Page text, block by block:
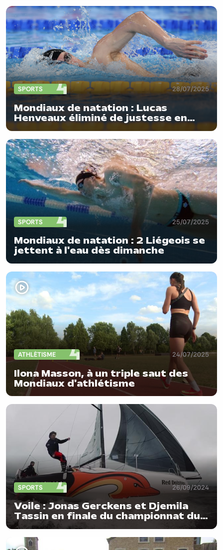
SPORTS 28/07/2025
Mondiaux de natation : Lucas
Henveaux éliminé de justesse en
SPORTS 25/07/2025
Mondiaux de natation : 2 Liégeois se
jettent à l'eau dès dimanche
ATHLÉTISME 24/07/2025
Ilona Masson, à un triple saut des
Mondiaux d'athlétisme
SPORTS 26/09/2024
Voile : Jonas Gerckens et Djemila
Tassin en finale du championnat du
monde de course au large